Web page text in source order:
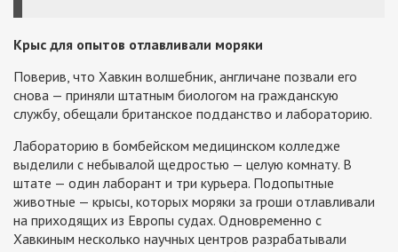
Крыс для опытов отлавливали моряки
Поверив, что Хавкин волшебник, англичане позвали его
снова — приняли штатным биологом на гражданскую
службу, обещали британское подданство и лабораторию.
Лабораторию в бомбейском медицинском колледже
выделили с небывалой щедростью — целую комнату. В
штате — один лаборант и три курьера. Подопытные
животные — крысы, которых моряки за гроши отлавливали
на приходящих из Европы судах. Одновременно с
Хавкиным несколько научных центров разрабатывали